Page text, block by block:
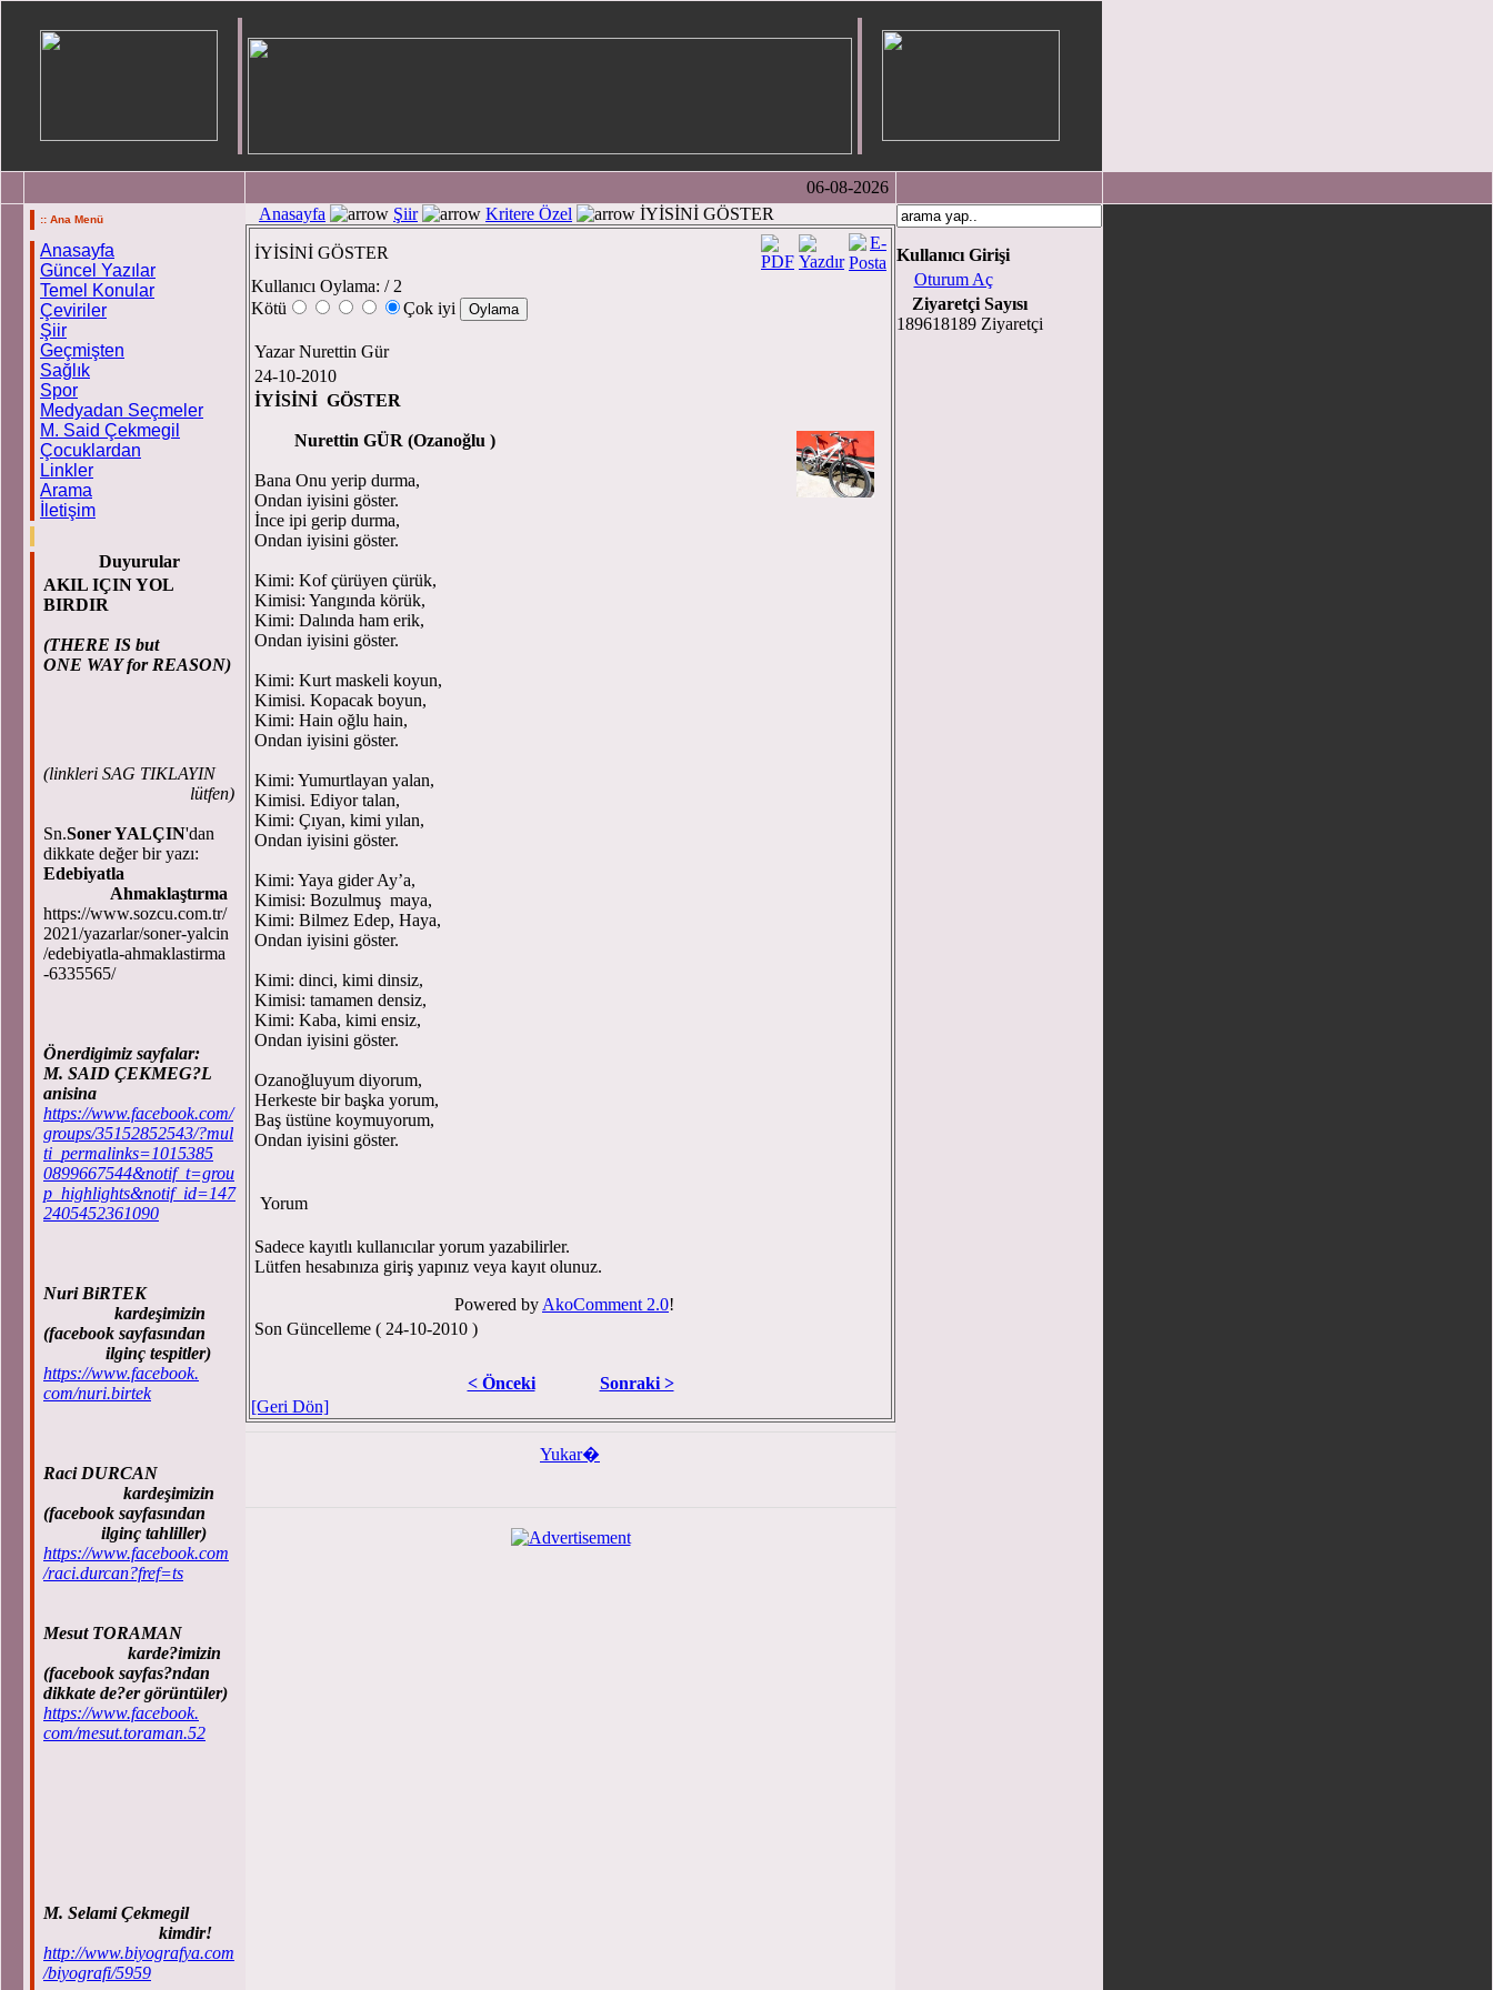
06-08-2026
:: Ana Menü
Anasayfa
Güncel Yazılar
Temel Konular
Çeviriler
Şiir
Geçmişten
Sağlık
Spor
Medyadan Seçmeler
M. Said Çekmegil
Çocuklardan
Linkler
Arama
İletişim
Duyurular
AKIL IÇIN YOL
BIRDIR
(THERE IS but
ONE WAY for REASON)
(linkleri SAG TIKLAYIN
lütfen)
Sn.Soner YALÇIN'dan
dikkate değer bir yazı:
Edebiyatla
Ahmaklaştırma
https://www.sozcu.com.tr/
2021/yazarlar/soner-yalcin
/edebiyatla-ahmaklastirma
-6335565/
Önerdigimiz sayfalar:
M. SAID ÇEKMEG?L
anisina
https://www.facebook.com/
groups/35152852543/?mul
ti_permalinks=1015385
0899667544&notif_t=grou
p_highlights&notif_id=147
2405452361090
Nuri BiRTEK
kardeşimizin
(facebook sayfasından
ilginç tespitler)
https://www.facebook.
com/nuri.birtek
Raci DURCAN
kardeşimizin
(facebook sayfasından
ilginç tahliller)
https://www.facebook.com
/raci.durcan?fref=ts
Mesut TORAMAN
karde?imizin
(facebook sayfas?ndan
dikkate de?er görüntüler)
https://www.facebook.
com/mesut.toraman.52
M. Selami Çekmegil
kimdir!
http://www.biyografya.com
/biyografi/5959
Anasayfa Şiir Kritere Özel İYİSİNİ GÖSTER
İYİSİNİ GÖSTER
Kullanıcı Oylama: / 2
Kötü
Çok iyi
Yazar Nurettin Gür
24-10-2010
İYİSİNİ GÖSTER
Nurettin GÜR (Ozanoğlu )
Bana Onu yerip durma,
Ondan iyisini göster.
İnce ipi gerip durma,
Ondan iyisini göster.
Kimi: Kof çürüyen çürük,
Kimisi: Yangında körük,
Kimi: Dalında ham erik,
Ondan iyisini göster.
Kimi: Kurt maskeli koyun,
Kimisi. Kopacak boyun,
Kimi: Hain oğlu hain,
Ondan iyisini göster.
Kimi: Yumurtlayan yalan,
Kimisi. Ediyor talan,
Kimi: Çıyan, kimi yılan,
Ondan iyisini göster.
Kimi: Yaya gider Ay’a,
Kimisi: Bozulmuş maya,
Kimi: Bilmez Edep, Haya,
Ondan iyisini göster.
Kimi: dinci, kimi dinsiz,
Kimisi: tamamen densiz,
Kimi: Kaba, kimi ensiz,
Ondan iyisini göster.
Ozanoğluyum diyorum,
Herkeste bir başka yorum,
Baş üstüne koymuyorum,
Ondan iyisini göster.
Yorum
Sadece kayıtlı kullanıcılar yorum yazabilirler.
Lütfen hesabınıza giriş yapınız veya kayıt olunuz.
Powered by AkoComment 2.0!
Son Güncelleme ( 24-10-2010 )
< Önceki
Sonraki >
[Geri Dön]
Yukar�
Kullanıcı Girişi
Oturum Aç
Ziyaretçi Sayısı
189618189 Ziyaretçi